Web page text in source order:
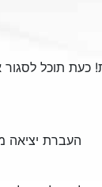
כעת תוכל
העברת יציאה